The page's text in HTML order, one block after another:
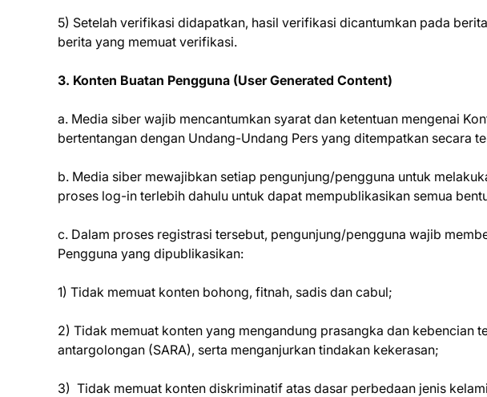
5) Setelah verifikasi didapatkan, hasil verifikasi dicantumkan pada
berita yang memuat verifikasi.
3. Konten Buatan Pengguna (User Generated Content)
a. Media siber wajib mencantumkan syarat dan ketentuan mengenai
bertentangan dengan Undang-Undang Pers yang ditempatkan secara
b. Media siber mewajibkan setiap pengunjung/pengguna untuk
proses log-in terlebih dahulu untuk dapat mempublikasikan semua
c. Dalam proses registrasi tersebut, pengunjung/pengguna wajib
Pengguna yang dipublikasikan:
1) Tidak memuat konten bohong, fitnah, sadis dan cabul;
2) Tidak memuat konten yang mengandung prasangka dan kebencian
antargolongan (SARA), serta menganjurkan tindakan kekerasan;
3) Tidak memuat konten diskriminatif atas dasar perbedaan jenis